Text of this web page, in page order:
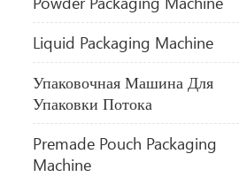
Liquid Packaging Machine
Упаковочная Машина Для
Упаковки Потока
Premade Pouch Packaging
Machine